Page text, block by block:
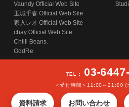
Vaundy Official Web Site
玉城千春 Official Web Site
家入レオ Official Web Site
chay Official Web Site
Chilli Beans.
OddRe:
COPYRIGHT (C) SECOND STAGE INC.
TEL : 03-
＜受付時間＞11:00～21:00 (
資料請求 お問い合わせ